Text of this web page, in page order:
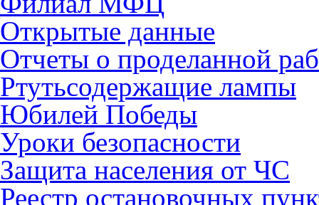
Открытые данные
Отчеты о проделанной
Ртутьсодержащие лампы
Юбилей Победы
Уроки безопасности
Защита населения от ЧС
Реестр остановочных